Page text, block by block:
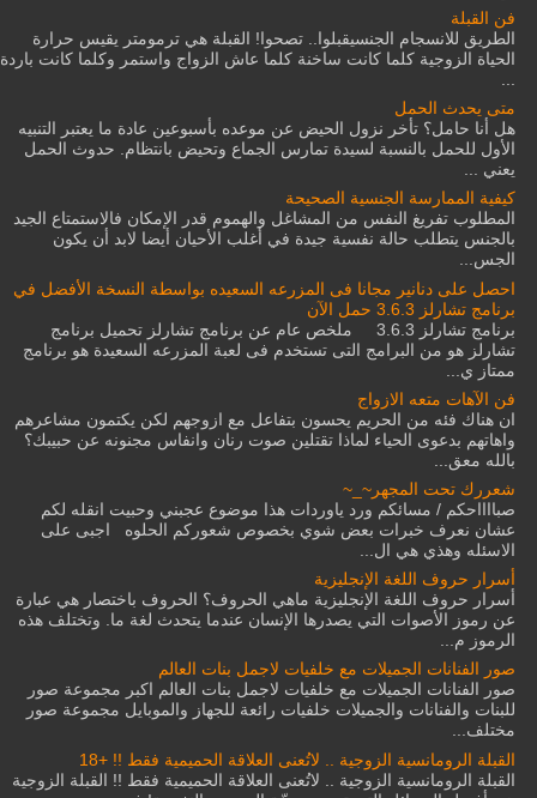
فن القبلة
الطريق للانسجام الجنسيقبلوا.. تصحوا! القبلة هي ترمومتر يقيس حرارة
الحياة الزوجية كلما كانت ساخنة كلما عاش الزواج واستمر وكلما كانت باردة
متى يحدث الحمل
هل أنا حامل؟ تأخر نزول الحيض عن موعده بأسبوعين عادة ما يعتبر التنبيه
الأول للحمل بالنسبة لسيدة تمارس الجماع وتحيض بانتظام. حدوث الحمل
يعني ...
كيفية الممارسة الجنسية الصحيحة
المطلوب تفريغ النفس من المشاغل والهموم قدر الإمكان فالاستمتاع الجيد
بالجنس يتطلب حالة نفسية جيدة في أغلب الأحيان أيضا لابد أن يكون
الجس...
احصل على دنانير مجانا فى المزرعه السعيده بواسطة النسخة الأفضل في
برنامج تشارلز 3.6.3 حمل الآن
برنامج تشارلز 3.6.3 ملخص عام عن برنامج تشارلز تحميل برنامج
تشارلز هو من البرامج التى تستخدم فى لعبة المزرعه السعيدة هو برنامج
ممتاز ي...
فن الآهات متعه الازواج
ان هناك فئه من الحريم يحسون بتفاعل مع ازوجهم لكن يكتمون مشاعرهم
واهاتهم بدعوى الحياء لماذا تقتلين صوت رنان وانفاس مجنونه عن حبيبك؟
بالله معق...
شعررك تحت المجهر~_~
صبااااحكم / مسائكم ورد ياوردات هذا موضوع عجبني وحبيت انقله لكم
عشان نعرف خبرات بعض شوي بخصوص شعوركم الحلوه اجبى على
الاسئله وهذي هي ال...
أسرار حروف اللغة الإنجليزية
أسرار حروف اللغة الإنجليزية ماهي الحروف؟ الحروف باختصار هي عبارة
عن رموز الأصوات التي يصدرها الإنسان عندما يتحدث لغة ما. وتختلف هذه
الرموز م...
صور الفنانات الجميلات مع خلفيات لاجمل بنات العالم
صور الفنانات الجميلات مع خلفيات لاجمل بنات العالم اكبر مجموعة صور
للبنات والفنانات والجميلات خلفيات رائعة للجهاز والموبايل مجموعة صور
مختلف...
القبلة الرومانسية الزوجية .. لاتُعنى العلاقة الحميمية فقط !! +18
القبلة الرومانسية الزوجية .. لاتُعنى العلاقة الحميمية فقط !! القبلة الزوجية